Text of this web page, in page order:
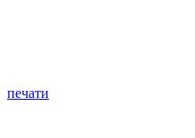
печати